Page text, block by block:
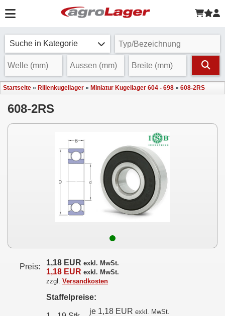
Suche in Kategorie
Startseite » Rillenkugellager » Miniatur Kugellager 604 - 698 » 608-2RS
608-2RS
Preis: 1,18 EUR exkl. MwSt.
1,18 EUR exkl. MwSt.
zzgl. Versandkosten
Staffelpreise:
je 1,18 EUR exkl. MwSt.